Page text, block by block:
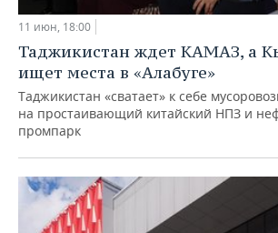
11 июн, 18:00
Таджикистан ждет КАМАЗ, а
ищет места в «Алабуге»
Таджикистан «сватает» к себе
на простаивающий китайский НПЗ и
промпарк